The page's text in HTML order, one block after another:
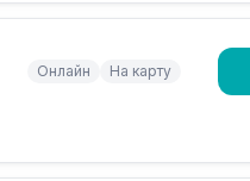
Онлайн На карту